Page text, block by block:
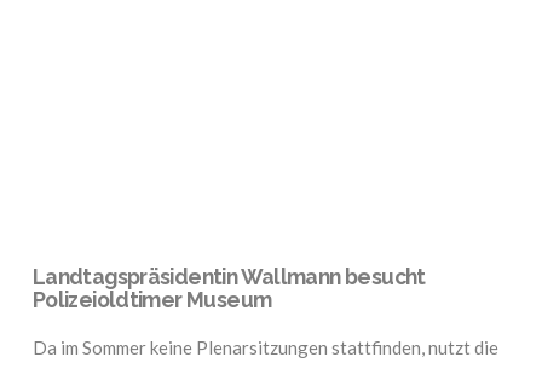
Landtagspräsidentin Wallmann besucht
Polizeioldtimer Museum
Da im Sommer keine Plenarsitzungen stattfinden, nutzt die